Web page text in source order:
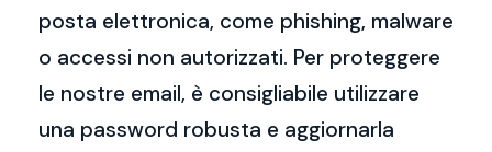
posta elettronica, come phishing, malware
o accessi non autorizzati. Per proteggere
le nostre email, è consigliabile utilizzare
una password robusta e aggiornarla